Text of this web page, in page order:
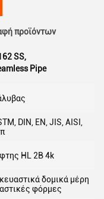
προϊόντων
SS,
Pipe
DIN, EN, JIS, AISI,
HL 2B 4k
δομικά μέρη
φόρμες